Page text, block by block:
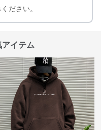
ださい。
イテム